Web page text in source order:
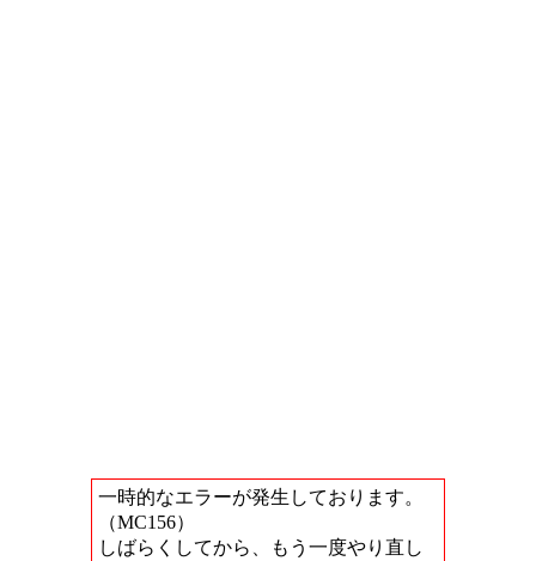
一時的なエラーが発生しております。
（MC156）
しばらくしてから、もう一度やり直し